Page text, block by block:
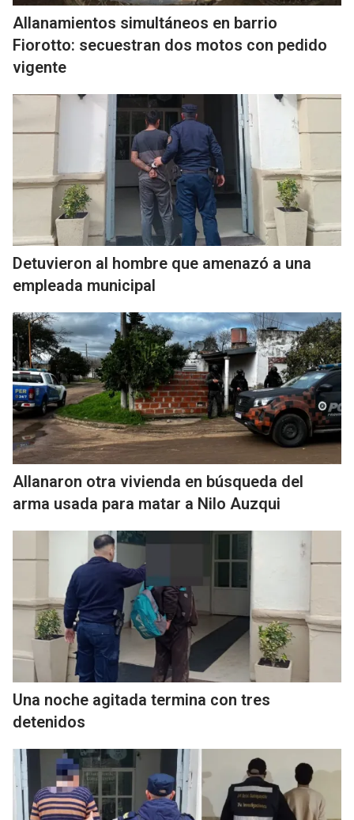
Allanamientos simultáneos en barrio
Fiorotto: secuestran dos motos con pedido
vigente
Detuvieron al hombre que amenazó a una
empleada municipal
Allanaron otra vivienda en búsqueda del
arma usada para matar a Nilo Auzqui
Una noche agitada termina con tres
detenidos